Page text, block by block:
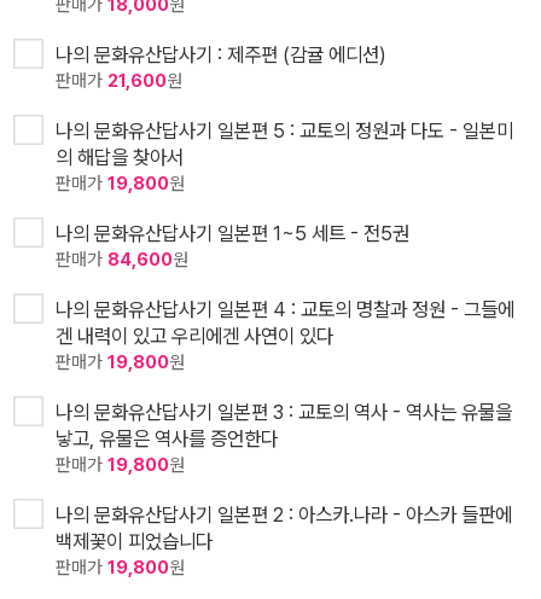
판매가 18,000원
나의 문화유산답사기 : 제주편 (감귤 에디션)
판매가 21,600원
나의 문화유산답사기 일본편 5 : 교토의 정원과 다도 - 일본미
의 해답을 찾아서
판매가 19,800원
나의 문화유산답사기 일본편 1~5 세트 - 전5권
판매가 84,600원
나의 문화유산답사기 일본편 4 : 교토의 명찰과 정원 - 그들에
겐 내력이 있고 우리에겐 사연이 있다
판매가 19,800원
나의 문화유산답사기 일본편 3 : 교토의 역사 - 역사는 유물을
낳고, 유물은 역사를 증언한다
판매가 19,800원
나의 문화유산답사기 일본편 2 : 아스카.나라 - 아스카 들판에
백제꽃이 피었습니다
판매가 19,800원